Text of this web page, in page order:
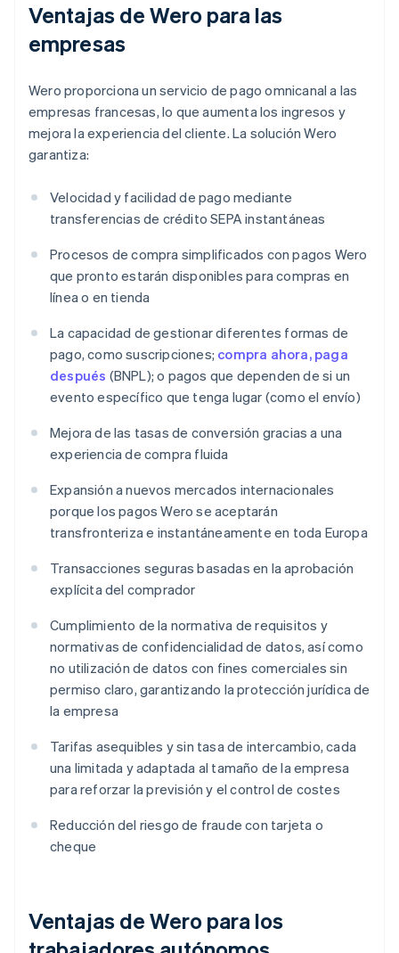
Ventajas de Wero para las
empresas
Wero proporciona un servicio de pago omnicanal a las
empresas francesas, lo que aumenta los ingresos y
mejora la experiencia del cliente. La solución Wero
garantiza:
Velocidad y facilidad de pago mediante
transferencias de crédito SEPA instantáneas
Procesos de compra simplificados con pagos Wero
que pronto estarán disponibles para compras en
línea o en tienda
La capacidad de gestionar diferentes formas de
pago, como suscripciones; compra ahora, paga
después (BNPL); o pagos que dependen de si un
evento específico que tenga lugar (como el envío)
Mejora de las tasas de conversión gracias a una
experiencia de compra fluida
Expansión a nuevos mercados internacionales
porque los pagos Wero se aceptarán
transfronteriza e instantáneamente en toda Europa
Transacciones seguras basadas en la aprobación
explícita del comprador
Cumplimiento de la normativa de requisitos y
normativas de confidencialidad de datos, así como
no utilización de datos con fines comerciales sin
permiso claro, garantizando la protección jurídica de
la empresa
Tarifas asequibles y sin tasa de intercambio, cada
una limitada y adaptada al tamaño de la empresa
para reforzar la previsión y el control de costes
Reducción del riesgo de fraude con tarjeta o
cheque
Ventajas de Wero para los